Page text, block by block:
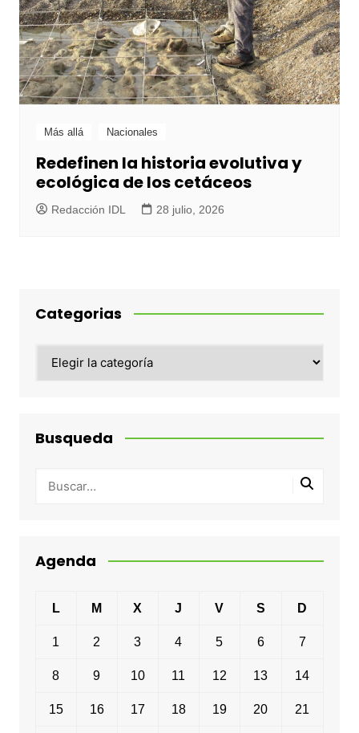
Más allá Nacionales
Redefinen la historia evolutiva y
ecológica de los cetáceos
Redacción IDL 28 julio, 2026
Categorias
Busqueda
Agenda
L M X J V S D
1 2 3 4 5 6 7
8 9 10 11 12 13 14
15 16 17 18 19 20 21